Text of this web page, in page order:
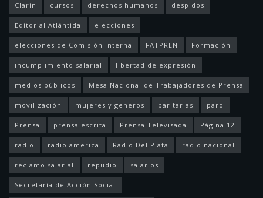
Clarin cursos derechos humanos despidos
Editorial Atlántida elecciones
elecciones de Comisión Interna FATPREN Formación
incumplimiento salarial libertad de expresión
medios públicos Mesa Nacional de Trabajadores de Prensa
movilización mujeres y generos paritarias paro
Prensa prensa escrita Prensa Televisada Página 12
radio radio america Radio Del Plata radio nacional
reclamo salarial repudio salarios
Secretaría de Acción Social